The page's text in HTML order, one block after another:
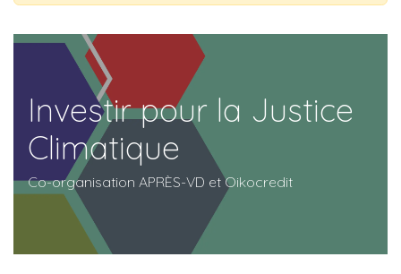
Investir pour la Justice
Climatique
Co-organisation APRÈS-VD et Oikocredit